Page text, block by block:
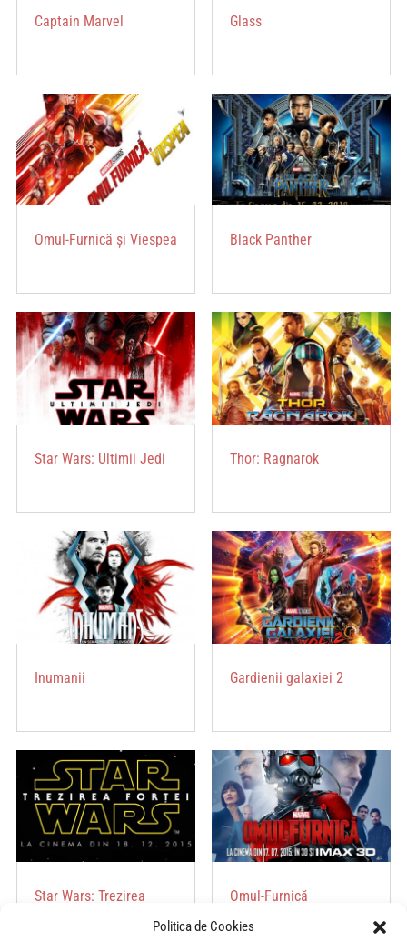
Politica de Cookies
Captain Marvel Glass
Omul-Furnică și Viespea Black Panther
Star Wars: Ultimii Jedi Thor: Ragnarok
Inumanii Gardienii galaxiei 2
Star Wars: Trezirea
Omul-Furnică